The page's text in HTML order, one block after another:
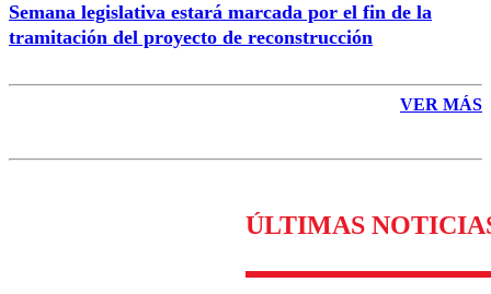
Semana legislativa estará marcada por el fin de la
tramitación del proyecto de reconstrucción
VER MÁS
ÚLTIMAS